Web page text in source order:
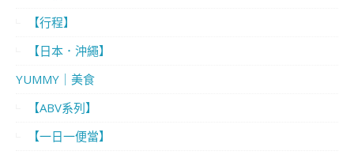
【行程】
【日本．沖繩】
YUMMY｜美食
【ABV系列】
【一日一便當】